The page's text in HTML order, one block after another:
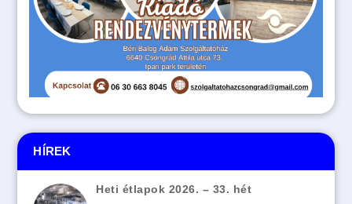
HÍREK
Heti étlapok 2026. – 33. hét